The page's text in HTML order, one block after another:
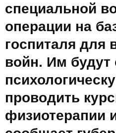
специальной
операции на
госпиталя для
войн. Им будут
проводить
физиотерапии